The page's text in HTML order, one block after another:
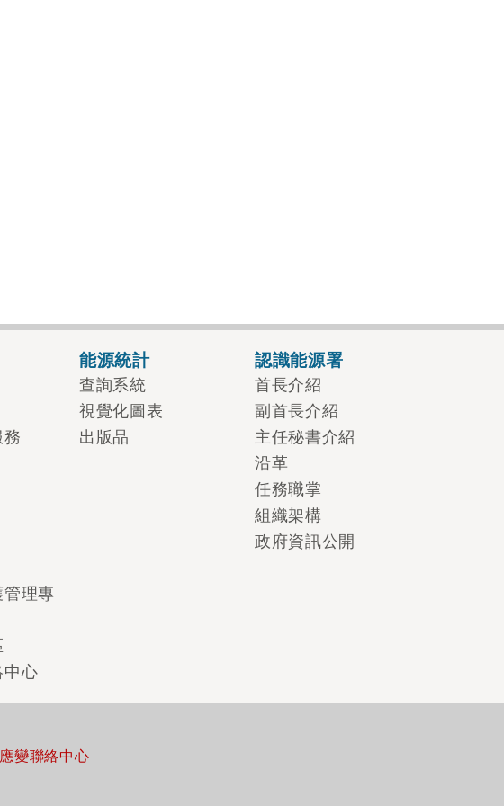
務
理專
中心
能源統計
查詢系統
視覺化圖表
出版品
認識能源署
首長介紹
副首長介紹
主任秘書介紹
沿革
任務職掌
組織架構
政府資訊公開
變聯絡中心